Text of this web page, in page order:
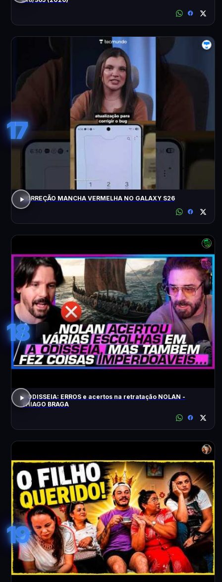
17
CORREÇÃO MANCHA VERMELHA NO GALAXY S26
18
A ODISSEIA: ERROS e acertos na retratação NOLAN -
THIAGO BRAGA
19